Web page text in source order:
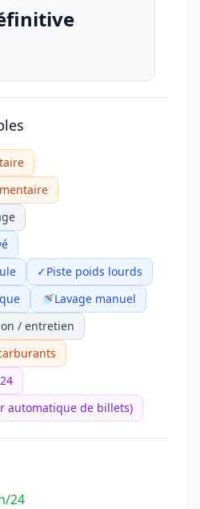
✓Piste poids lourds
🚿Lavage manuel
/ entretien
automatique de billets)
24